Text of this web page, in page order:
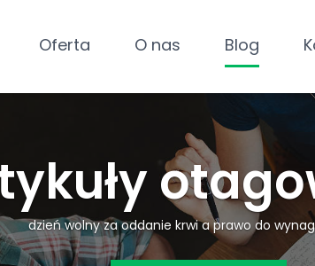
Oferta O nas Blog
dzień wolny za oddanie krwi a prawo do